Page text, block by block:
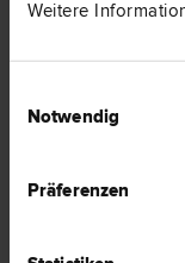
Weitere
Notwendig
Präferenzen
Home Office